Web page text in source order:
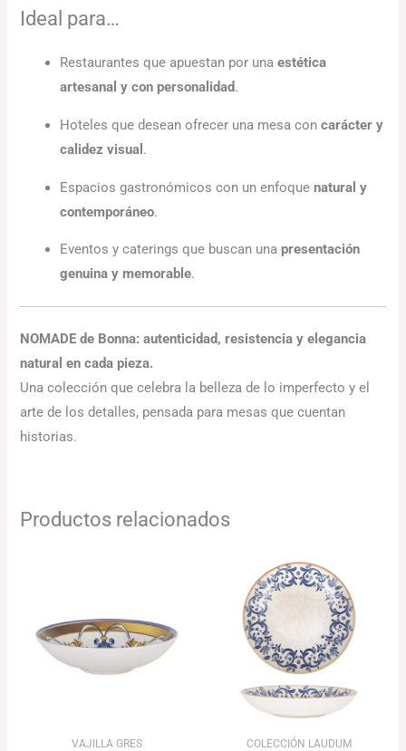
Ideal para…
Restaurantes que apuestan por unaestética
artesanal y con personalidad.
Hoteles que desean ofrecer una mesa concarácter y
calidez visual .
Espacios gastronómicos con un enfoquenatural y
contemporáneo.
Eventos y caterings que buscan unapresentación
genuina y memorable.
NOMADE de Bonna: autenticidad, resistencia y elegancia
natural en cada pieza.
Una colección que celebra la belleza de lo imperfecto y el
arte de los detalles, pensada para mesas que cuentan
historias.
Productos relacionados
VAJILLA GRES COLECCIÓN LAUDUM
precios:
desde
76.42€
hasta
100.58€